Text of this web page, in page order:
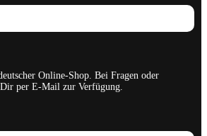
Online-Shop. Bei Fragen oder
per E-Mail zur Verfügung.